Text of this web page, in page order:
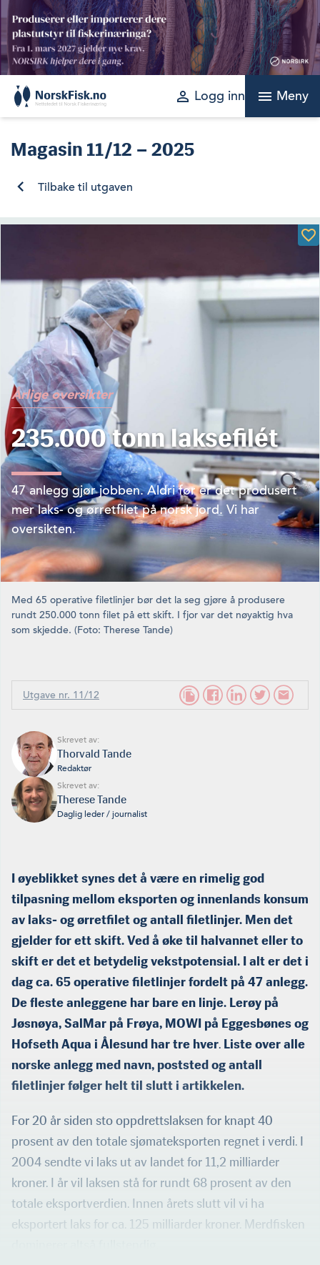
Skip
content
perm_identity Logg inn menu Meny
Magasin 11/12 – 2025
Tilbake til utgaven
Årlige oversikter
235.000 tonn laksefilét
47 anlegg gjør jobben. Aldri før er det produsert
mer laks- og ørretfilet på norsk jord. Vi har
oversikten.
Med 65 operative filetlinjer bør det la seg gjøre å produsere
rundt 250.000 tonn filet på ett skift. I fjor var det nøyaktig hva
som skjedde. (Foto: Therese Tande)
Utgave nr. 11/12
Skrevet av:
Thorvald Tande
Redaktør
Skrevet av:
Therese Tande
Daglig leder / journalist
I øyeblikket synes det å være en rimelig god
tilpasning mellom eksporten og innenlands konsum
av laks- og ørretfilet og antall filetlinjer. Men det
gjelder for ett skift. Ved å øke til halvannet eller to
skift er det et betydelig vekstpotensial. I alt er det i
dag ca. 65 operative filetlinjer fordelt på 47 anlegg.
De fleste anleggene har bare en linje. Lerøy på
Jøsnøya, SalMar på Frøya, MOWI på Eggesbønes og
Hofseth Aqua i Ålesund har tre hver. Liste over alle
norske anlegg med navn, poststed og antall
filetlinjer følger helt til slutt i artikkelen.
For 20 år siden sto oppdrettslaksen for knapt 40
prosent av den totale sjømateksporten regnet i verdi. I
2004 sendte vi laks ut av landet for 11,2 milliarder
kroner. I år vil laksen stå for rundt 68 prosent av den
totale eksportverdien. Innen årets slutt vil vi ha
eksportert laks for ca. 125 milliarder kroner. Merdfisken